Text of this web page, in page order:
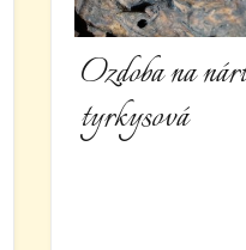
Ozdoba na
tyrkysová